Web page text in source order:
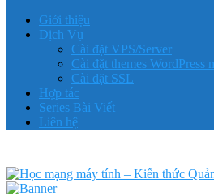
Giới thiệu
Dịch Vụ
Cài đặt VPS/Server
Cài đặt themes WordPress
Cài đặt SSL
Hợp tác
Series Bài Viết
Liên hệ